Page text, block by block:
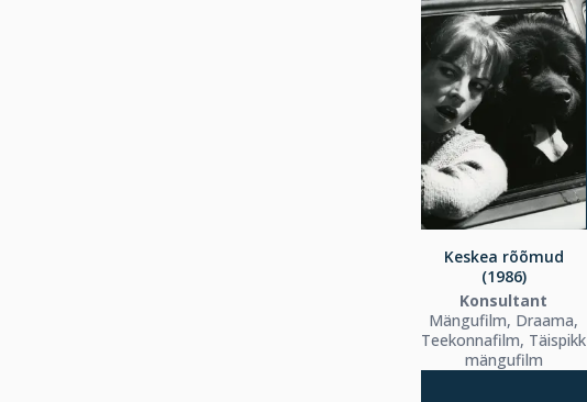
Keskea rõõmud
(1986)
Konsultant
Mängufilm, Draama,
Teekonnafilm, Täispikk
mängufilm